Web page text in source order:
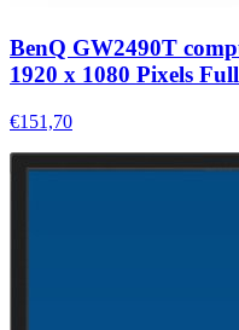
BenQ GW2490T
1920 x 1080 Pixels
€151,70